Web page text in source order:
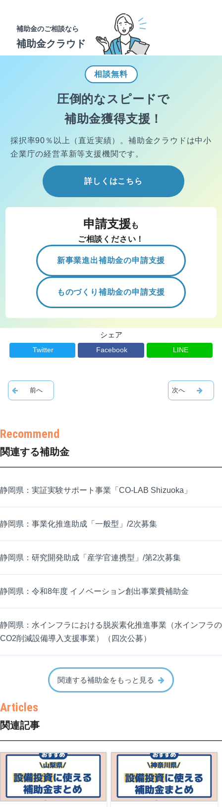
補助金のご相談なら
補助金クラウド
相談無料
圧倒的なスピードで
補助金獲得支援！
採択率90％以上（直近実績）。 補助金クラウドは中小
企業庁の経営革新等支援機関です。
詳しくはこちら
申請支援 も
ご相談ください！
新事業進出補助金の申請支援
ものづくり補助金の申請支援
シェア
Twitter Facebook LINE
関連する補助金
静岡県：実証実験サポート事業「CO-LAB Shizuoka」
静岡県：事業化推進助成「一般型」/2次募集
静岡県：研究開発助成「産学官連携型」/第2次募集
静岡県：令和8年度 イノベーション創出事業費補助金
静岡県：水インフラにおける脱炭素化推進事業（水インフラの
CO2削減設備導入支援事業）（四次公募）
関連する補助金をもっと見る
関連記事